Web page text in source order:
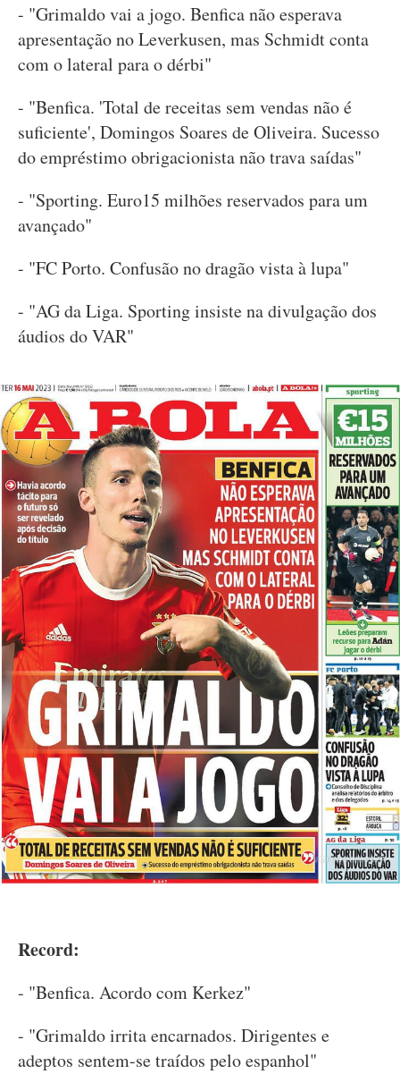
- "Grimaldo vai a jogo. Benfica não esperava
apresentação no Leverkusen, mas Schmidt conta
com o lateral para o dérbi"
- "Benfica. 'Total de receitas sem vendas não é
suficiente', Domingos Soares de Oliveira. Sucesso
do empréstimo obrigacionista não trava saídas"
- "Sporting. Euro15 milhões reservados para um
avançado"
- "FC Porto. Confusão no dragão vista à lupa"
- "AG da Liga. Sporting insiste na divulgação dos
áudios do VAR"
Record:
- "Benfica. Acordo com Kerkez"
- "Grimaldo irrita encarnados. Dirigentes e
adeptos sentem-se traídos pelo espanhol"